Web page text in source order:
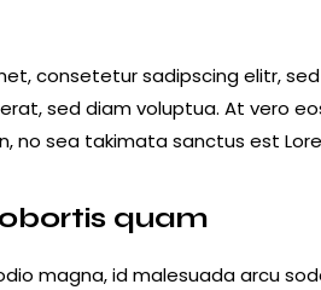
consetetur sadipscing elitr,
sed diam voluptua. At vero
no sea takimata sanctus est
quam
magna, id malesuada arcu